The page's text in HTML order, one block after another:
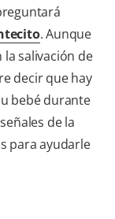
. Aunque
salivación de
decir que hay
bebé durante
de la
para ayudarle